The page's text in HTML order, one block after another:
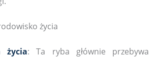
życia
życia: Ta ryba głównie przebywa